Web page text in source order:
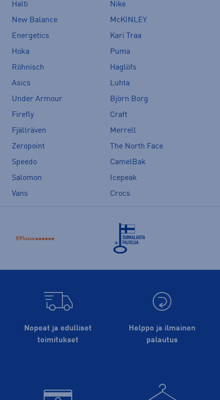
Halti
Nike
New Balance
McKINLEY
Energetics
Kari Traa
Hoka
Puma
Röhnisch
Haglöfs
Asics
Luhta
Under Armour
Björn Borg
Firefly
Craft
Fjällräven
Merrell
Zeropoint
The North Face
Speedo
CamelBak
Salomon
Icepeak
Vans
Crocs
Nopeat ja edulliset
toimitukset
Helppo ja ilmainen
palautus